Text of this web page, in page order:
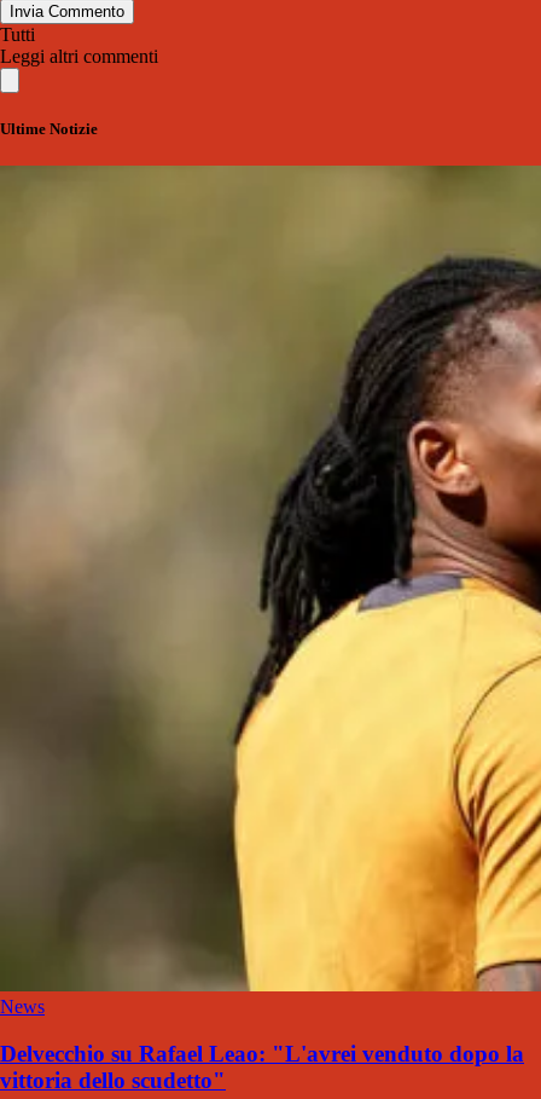
Invia Commento
Tutti
Leggi altri commenti
Ultime Notizie
News
Delvecchio su Rafael Leao: "L'avrei venduto dopo la
vittoria dello scudetto"